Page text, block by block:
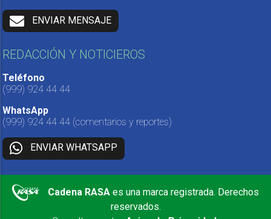
ENVIAR MENSAJE
REDACCIÓN Y NOTICIEROS
Teléfono
(999) 924 44 44
WhatsApp
(999) 924 44 44 (comentarios y reportes)
ENVIAR WHATSAPP
Cadena RASA es una marca registrada. Derechos
reservados.